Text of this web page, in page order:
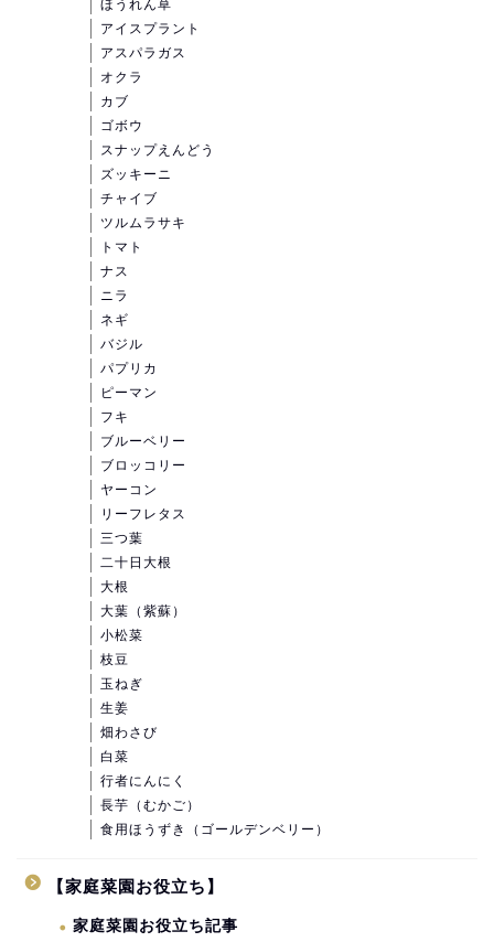
ほうれん草
アイスプラント
アスパラガス
オクラ
カブ
ゴボウ
スナップえんどう
ズッキーニ
チャイブ
ツルムラサキ
トマト
ナス
ニラ
ネギ
バジル
パプリカ
ピーマン
フキ
ブルーベリー
ブロッコリー
ヤーコン
リーフレタス
三つ葉
二十日大根
大根
大葉（紫蘇）
小松菜
枝豆
玉ねぎ
生姜
畑わさび
白菜
行者にんにく
長芋（むかご）
食用ほうずき（ゴールデンベリー）
【家庭菜園お役立ち】
家庭菜園お役立ち記事